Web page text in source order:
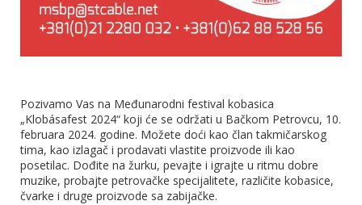
Pozivamo Vas na Međunarodni festival kobasica
„Klobásafest 2024“ koji će se održati u Bačkom Petrovcu, 10.
februara 2024. godine. Možete doći kao član takmičarskog
tima, kao izlagač i prodavati vlastite proizvode ili kao
posetilac. Dođite na žurku, pevajte i igrajte u ritmu dobre
muzike, probajte petrovačke specijalitete, različite kobasice,
čvarke i druge proizvode sa zabijačke.